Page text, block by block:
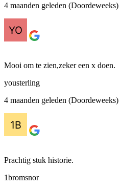
4 maanden geleden (Doordeweeks)
Mooi om te zien,zeker een x doen.
yousterling
4 maanden geleden (Doordeweeks)
Prachtig stuk historie.
1bromsnor